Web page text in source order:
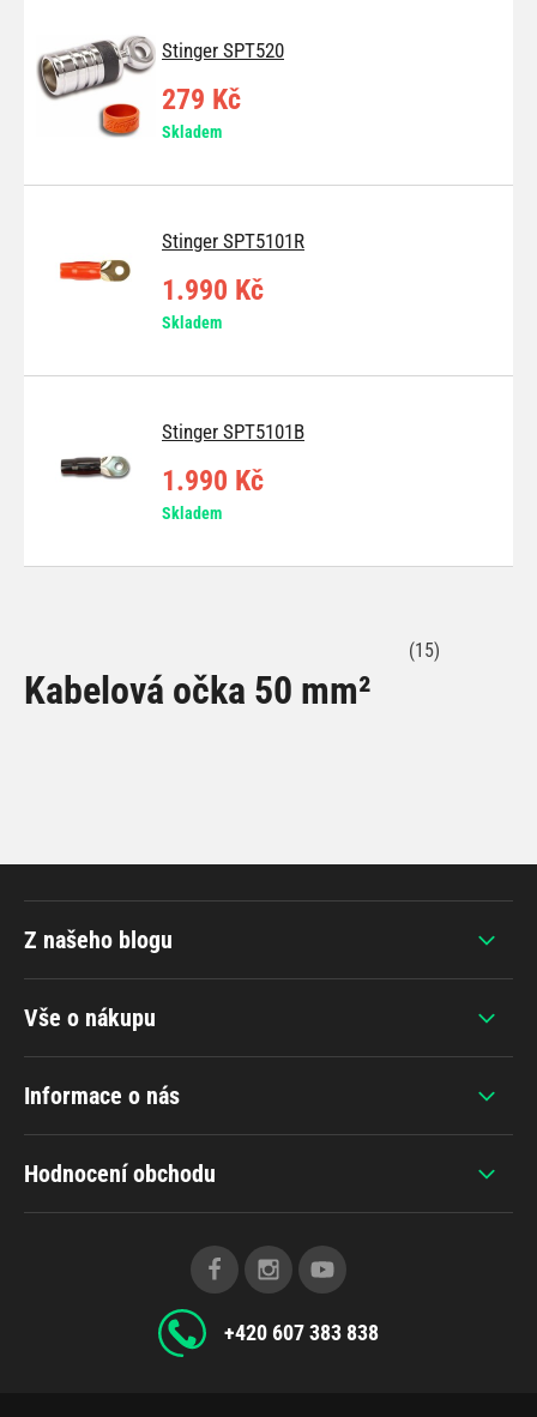
Stinger SPT520
279 Kč
Skladem
Stinger SPT5101R
1.990 Kč
Skladem
Stinger SPT5101B
1.990 Kč
Skladem
Kabelová očka 50 mm²
(15)
Vše o nákupu
Informace o nás
Hodnocení obchodu
+420 607 383 838
Z našeho blogu